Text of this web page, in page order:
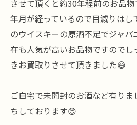
させて頂くと約30年程前のお品
年月が経っているので目減りはし
のウイスキーの原酒不足でジャパ
在も人気が高いお品物ですので
きお買取りさせて頂きました😄
ご自宅で未開封のお酒など有り
ちしております😊